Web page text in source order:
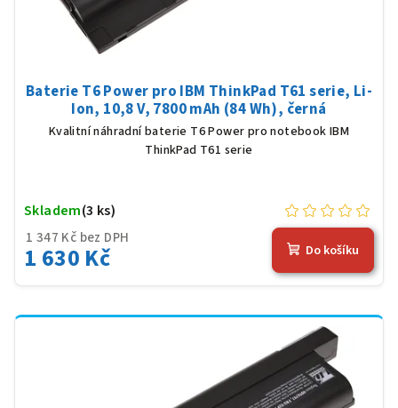
Baterie T6 Power pro IBM ThinkPad T61 serie, Li-
Ion, 10,8 V, 7800 mAh (84 Wh), černá
Kvalitní náhradní baterie T6 Power pro notebook IBM
ThinkPad T61 serie
1 347 Kč bez DPH
1 630 Kč
Skladem(3 ks)
Do košíku